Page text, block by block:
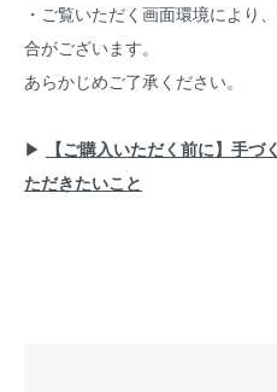
・ご覧いただく画面環境により
合がございます。
あらかじめご了承ください。
▶︎
【ご購入いただく前に】手
ただきたいこと